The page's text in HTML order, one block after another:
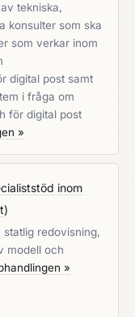
tekniska,
konsulter som ska
som verkar inom
digital post samt
i fråga om
för digital post
»
inom
)
redovisning,
modell och
»